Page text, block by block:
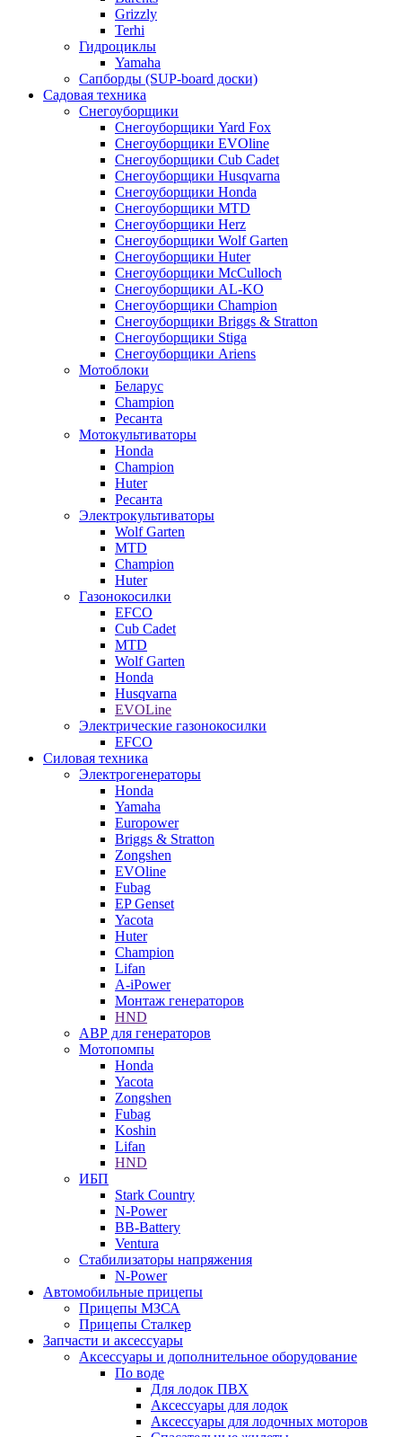
Grizzly
Terhi
Гидроциклы
Yamaha
Сапборды (SUP-board доски)
Садовая техника
Снегоуборщики
Снегоуборщики Yard Fox
Снегоуборщики EVOline
Снегоуборщики Cub Cadet
Снегоуборщики Husqvarna
Снегоуборщики Honda
Снегоуборщики MTD
Снегоуборщики Herz
Снегоуборщики Wolf Garten
Снегоуборщики Huter
Снегоуборщики McCulloch
Снегоуборщики AL-KO
Снегоуборщики Champion
Снегоуборщики Briggs & Stratton
Снегоуборщики Stiga
Снегоуборщики Ariens
Мотоблоки
Беларус
Champion
Ресанта
Мотокультиваторы
Honda
Champion
Huter
Ресанта
Электрокультиваторы
Wolf Garten
MTD
Champion
Huter
Газонокосилки
EFCO
Cub Cadet
MTD
Wolf Garten
Honda
Husqvarna
EVOLine
Электрические газонокосилки
EFCO
Силовая техника
Электрогенераторы
Honda
Yamaha
Europower
Briggs & Stratton
Zongshen
EVOline
Fubag
EP Genset
Yacota
Huter
Champion
Lifan
A-iPower
Монтаж генераторов
HND
АВР для генераторов
Мотопомпы
Honda
Yacota
Zongshen
Fubag
Koshin
Lifan
HND
ИБП
Stark Country
N-Power
BB-Battery
Ventura
Стабилизаторы напряжения
N-Power
Автомобильные прицепы
Прицепы МЗСА
Прицепы Сталкер
Запчасти и аксессуары
Аксессуары и дополнительное оборудование
По воде
Для лодок ПВХ
Аксессуары для лодок
Аксессуары для лодочных моторов